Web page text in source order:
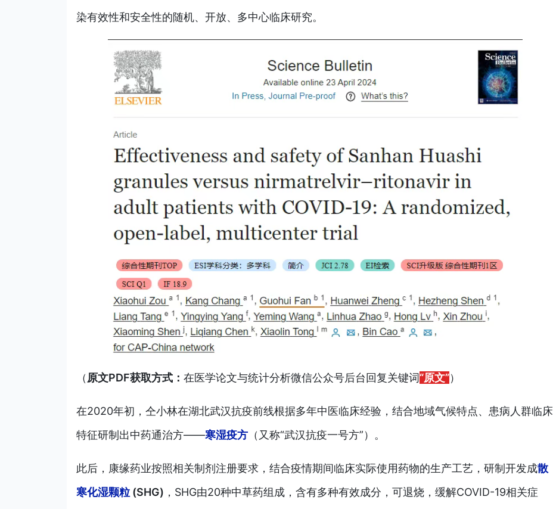
染有效性和安全性的随机、开放、多中心临床研究。
（ 原文PDF获取方式： 在医学论文与统计分析微信公众号后台回复关键词“原文”）
在2020年初，仝小林在湖北武汉抗疫前线根据多年中医临床经验，结合地域气候特点、患病人群临床
特征研制出中药通治方——寒湿疫方 （又称“武汉抗疫一号方”）。
此后，康缘药业按照相关制剂注册要求，结合疫情期间临床实际使用药物的生产工艺，研制开发成散
寒化湿颗粒 (SHG) ，SHG由20种中草药组成，含有多种有效成分，可退烧，缓解COVID-19相关症